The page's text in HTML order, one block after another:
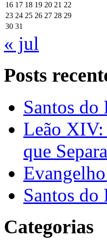
16 17 18 19 20 21 22
23 24 25 26 27 28 29
30 31
« jul
Posts
Santos
Leão XIV:
que
Santos
Categorias